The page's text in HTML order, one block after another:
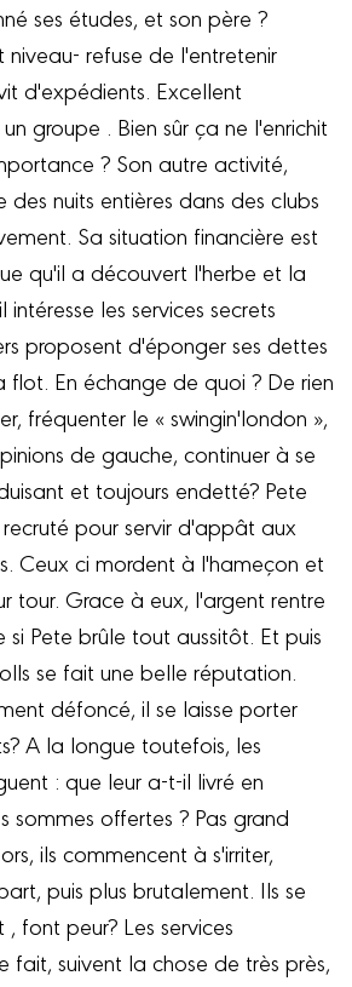
ses études, et son père ?
refuse de l'entretenir
d'expédients. Excellent
groupe . Bien sûr ça ne l'enrichit
? Son autre activité,
des nuits entières dans des clubs
Sa situation financière est
qu'il a découvert l'herbe et la
les services secrets
proposent d'éponger ses dettes
En échange de quoi ? De rien
fréquenter le « swingin'london »,
de gauche, continuer à se
et toujours endetté? Pete
pour servir d'appât aux
Ceux ci mordent à l'hameçon et
tour. Grace à eux, l'argent rentre
si Pete brûle tout aussitôt. Et puis
se fait une belle réputation.
défoncé, il se laisse porter
A la longue toutefois, les
: que leur a-t-il livré en
sommes offertes ? Pas grand
ils commencent à s'irriter,
puis plus brutalement. Ils se
font peur? Les services
fait, suivent la chose de très près,